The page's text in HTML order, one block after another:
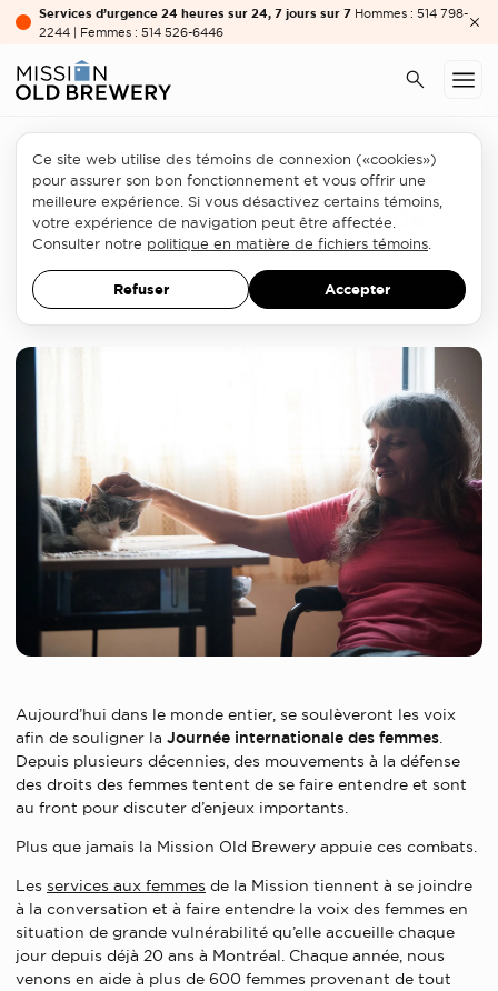
Services d’urgence 24 heures sur 24, 7 jours sur 7 Hommes : 514 798-
2244 | Femmes : 514 526-6446
Services aux femmes
Sortir de l’ombre, sortir de
l’itinérance
COMMUNIQUÉ DE PRESSE 8 MARS 2018
Aujourd’hui dans le monde entier, se soulèveront les voix
afin de souligner la Journée internationale des femmes.
Depuis plusieurs décennies, des mouvements à la défense
des droits des femmes tentent de se faire entendre et sont
au front pour discuter d’enjeux importants.
Plus que jamais la Mission Old Brewery appuie ces combats.
Les services aux femmes de la Mission tiennent à se joindre
à la conversation et à faire entendre la voix des femmes en
situation de grande vulnérabilité qu’elle accueille chaque
jour depuis déjà 20 ans à Montréal. Chaque année, nous
venons en aide à plus de 600 femmes provenant de tout
Ce site web utilise des témoins de connexion («cookies»)
pour assurer son bon fonctionnement et vous offrir une
meilleure expérience. Si vous désactivez certains témoins,
votre expérience de navigation peut être affectée.
Consulter notre politique en matière de fichiers témoins
Refuser Accepter